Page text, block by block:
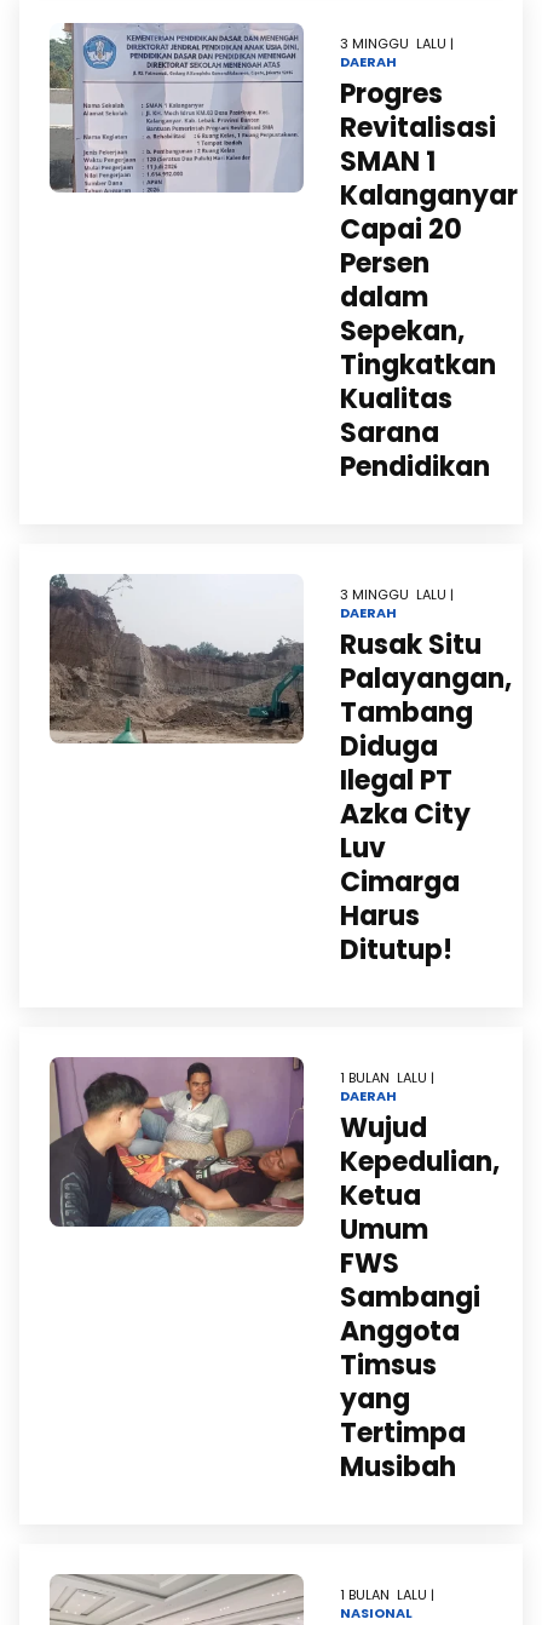
3 MINGGU LALU |
DAERAH
Progres
Revitalisasi
SMAN 1
Kalanganyar
Capai 20
Persen
dalam
Sepekan,
Tingkatkan
Kualitas
Sarana
Pendidikan
3 MINGGU LALU |
DAERAH
Rusak Situ
Palayangan,
Tambang
Diduga
Ilegal PT
Azka City
Luv
Cimarga
Harus
Ditutup!
1 BULAN LALU |
DAERAH
Wujud
Kepedulian,
Ketua
Umum
FWS
Sambangi
Anggota
Timsus
yang
Tertimpa
Musibah
1 BULAN LALU |
NASIONAL